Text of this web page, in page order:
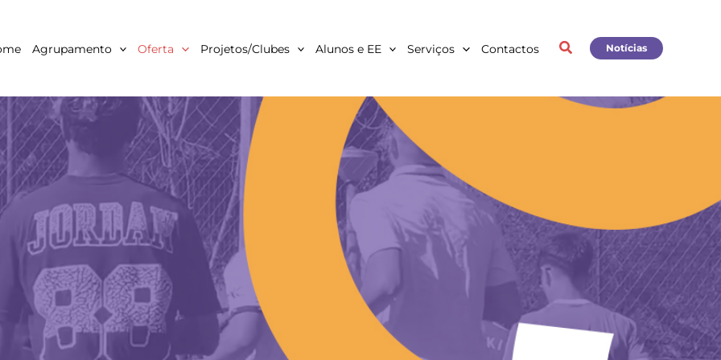
Agrupamento Oferta Projetos/Clubes Alunos e EE Serviços Contactos Notícias